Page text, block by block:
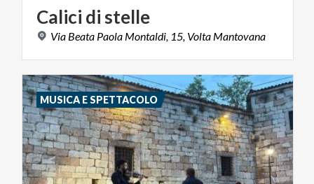
Calici di stelle
Via Beata Paola Montaldi, 15, Volta Mantovana
MUSICA E SPETTACOLO